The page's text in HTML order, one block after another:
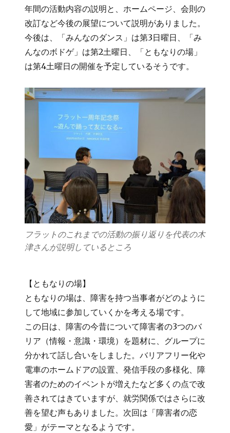
年間の活動内容の説明と、ホームページ、会則の
改訂など今後の展望について説明がありました。
今後は、「みんなのダンス」は第3日曜日、「み
んなのボドゲ」は第2土曜日、「ともなりの場」
は第4土曜日の開催を予定しているそうです。
フラットのこれまでの活動の振り返りを代表の木
津さんが説明しているところ
【ともなりの場】
ともなりの場は、障害を持つ当事者がどのように
して地域に参加していくかを考える場です。
この日は、障害の今昔について障害者の3つのバ
リア（情報・意識・環境）を題材に、グループに
分かれて話し合いをしました。バリアフリー化や
電車のホームドアの設置、発信手段の多様化、障
害者のためのイベントが増えたなど多くの点で改
善されてはきていますが、就労関係ではさらに改
善を望む声もありました。次回は「障害者の恋
愛」がテーマとなるようです。